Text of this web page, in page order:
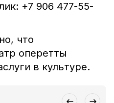
+7 906 477-55-
что
оперетты
в культуре.